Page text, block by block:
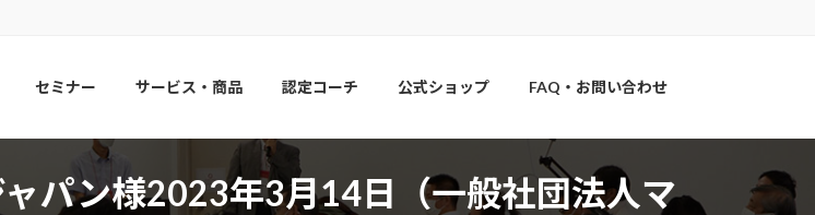
セミナー サービス・商品 認定コーチ 公式ショップ FAQ・お問い合わせ
パン様2023年3月14日（一般社団法人マ